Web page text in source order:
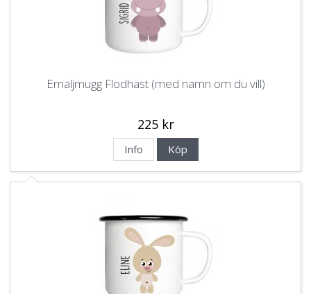
Emaljmugg Flodhäst (med namn om du vill)
225 kr
Info Köp